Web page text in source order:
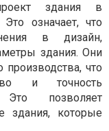
здания в
означает, что
в дизайн,
здания. Они
производства, что
и точность
Это позволяет
здания, которые